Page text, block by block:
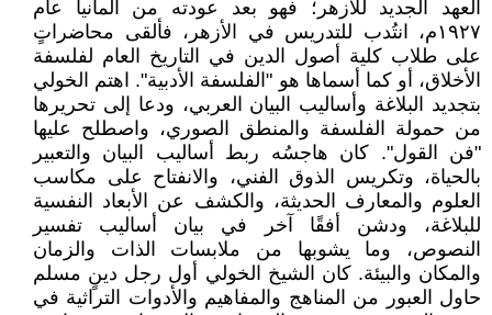
العهد الجديد للأزهر؛ فهو بعد عودته من ألمانيا عام
١٩٢٧م، انتُدب للتدريس في الأزهر، فألقى محاضراتٍ
على طلاب كلية أصول الدين في التاريخ العام لفلسفة
الأخلاق، أو كما أسماها هو "الفلسفة الأدبية". اهتم الخولي
بتجديد البلاغة وأساليب البيان العربي، ودعا إلى تحريرها
من حمولة الفلسفة والمنطق الصوري، واصطلح عليها
"فن القول". كان هاجسُه ربط أساليب البيان والتعبير
بالحياة، وتكريس الذوق الفني، والانفتاح على مكاسب
العلوم والمعارف الحديثة، والكشف عن الأبعاد النفسية
للبلاغة، ودشن أفقًا آخر في بيان أساليب تفسير
النصوص، وما يشوبها من ملابسات الذات والزمان
والمكان والبيئة. كان الشيخ الخولي أول رجل دينٍ مسلم
حاول العبور من المناهج والمفاهيم والأدوات التراثية في